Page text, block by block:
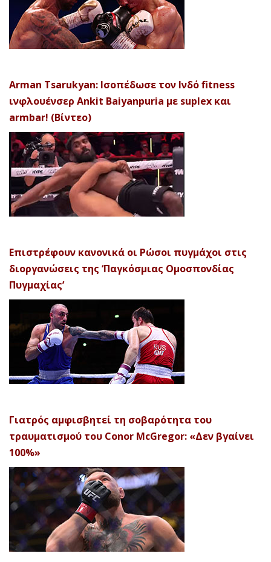
Arman Tsarukyan: Ισοπέδωσε τον Ινδό fitness
ινφλουένσερ Ankit Baiyanpuria με suplex και
armbar! (Βίντεο)
Επιστρέφουν κανονικά οι Ρώσοι πυγμάχοι στις
διοργανώσεις της ‘Παγκόσμιας Ομοσπονδίας
Πυγμαχίας’
Γιατρός αμφισβητεί τη σοβαρότητα του
τραυματισμού του Conor McGregor: «Δεν βγαίνει
100%»